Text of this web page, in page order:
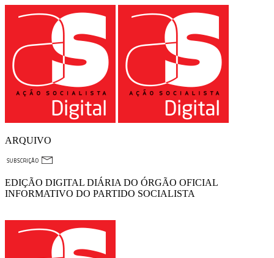
ARQUIVO
EDIÇÃO DIGITAL DIÁRIA DO ÓRGÃO OFICIAL
INFORMATIVO DO PARTIDO SOCIALISTA